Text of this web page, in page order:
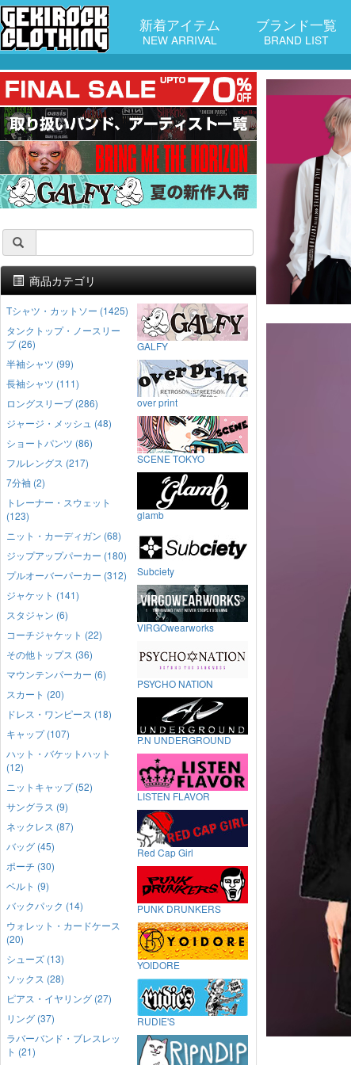
新着アイテム
NEW ARRIVAL
ブランド一覧
BRAND LIST
商品カテゴリ
Tシャツ・カットソー (1425)
タンクトップ・ノースリー
ブ (26)
半袖シャツ (99)
長袖シャツ (111)
ロングスリーブ (286)
ジャージ・メッシュ (48)
ショートパンツ (86)
フルレングス (217)
7分袖 (2)
トレーナー・スウェット
(123)
ニット・カーディガン (68)
ジップアップパーカー (180)
プルオーバーパーカー (312)
ジャケット (141)
スタジャン (6)
コーチジャケット (22)
その他トップス (36)
マウンテンパーカー (6)
スカート (20)
ドレス・ワンピース (18)
キャップ (107)
ハット・バケットハット
(12)
ニットキャップ (52)
サングラス (9)
ネックレス (87)
バッグ (45)
ポーチ (30)
ベルト (9)
バックパック (14)
ウォレット・カードケース
(20)
シューズ (13)
ソックス (28)
ピアス・イヤリング (27)
リング (37)
ラバーバンド・ブレスレッ
ト (21)
GALFY
over print
SCENE TOKYO
glamb
Subciety
VIRGOwearworks
PSYCHO NATION
P.N UNDERGROUND
LISTEN FLAVOR
Red Cap Girl
PUNK DRUNKERS
YOIDORE
RUDIE'S